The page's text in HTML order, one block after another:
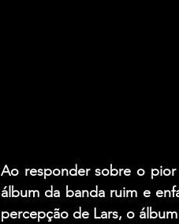
Ao responder sobre o pior
álbum da banda ruim e
percepção de Lars, o álbum